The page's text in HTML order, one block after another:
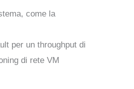
come la
per un throughput di
di rete VM